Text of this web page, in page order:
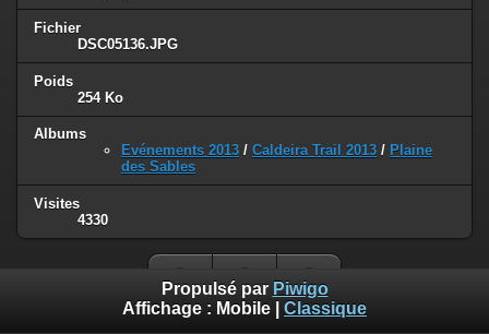
Fichier
DSC05136.JPG
Poids
254 Ko
Albums
Evénements 2013 / Caldeira Trail 2013 / Plaine
des Sables
Visites
4330
Propulsé par Piwigo
Affichage : Mobile Classique